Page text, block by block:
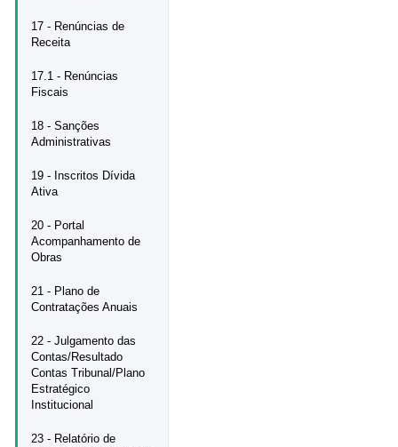
17 - Renúncias de
Receita
17.1 - Renúncias
Fiscais
18 - Sanções
Administrativas
19 - Inscritos Dívida
Ativa
20 - Portal
Acompanhamento de
Obras
21 - Plano de
Contratações Anuais
22 - Julgamento das
Contas/Resultado
Contas Tribunal/Plano
Estratégico
Institucional
23 - Relatório de